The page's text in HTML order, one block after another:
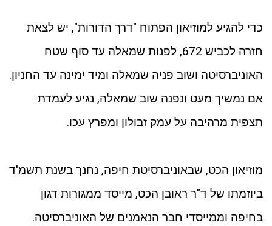
כדי להגיע למוזיאון הפתוח "דרך הדורות", יש לצאת
חזרה לכביש 672, לפנות שמאלה עד סוף שטח
האוניברסיטה ושוב פניה שמאלה ומיד ימינה עד החניון.
אם נמשיך מעט ונפנה שוב שמאלה, נגיע לעמדת
תצפית מרהיבה על עמק זבולון ומפרץ עכו.
מוזיאון הכט, שבאוניברסיטת חיפה, נחנך בשנת תשמ'ד
ביוזמתו של ד"ר ראובן הכט, מייסד ממגורות דגון
בחיפה וממייסדי חבר הנאמנים של האוניברסיטה.